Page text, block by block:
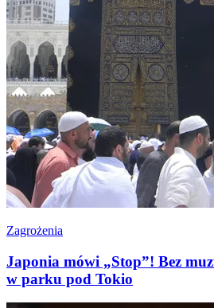
Zagrożenia
Japonia mówi „Stop”! Bez
w parku pod Tokio